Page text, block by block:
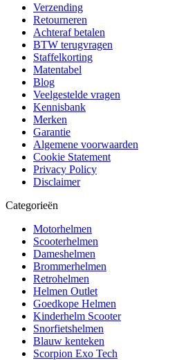
Verzending
Retourneren
Achteraf betalen
BTW terugvragen
Staffelkorting
Matentabel
Blog
Veelgestelde vragen
Kennisbank
Merken
Garantie
Algemene voorwaarden
Cookie Statement
Privacy Policy
Disclaimer
Categorieën
Motorhelmen
Scooterhelmen
Dameshelmen
Brommerhelmen
Retrohelmen
Helmen Outlet
Goedkope Helmen
Kinderhelm Scooter
Snorfietshelmen
Blauw kenteken
Scorpion Exo Tech